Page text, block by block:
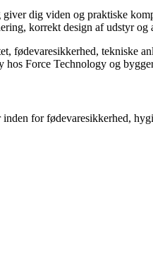
dig viden og praktiske
korrekt design af udstyr
fødevaresikkerhed, tekniske
Force Technology og
for fødevaresikkerhed,